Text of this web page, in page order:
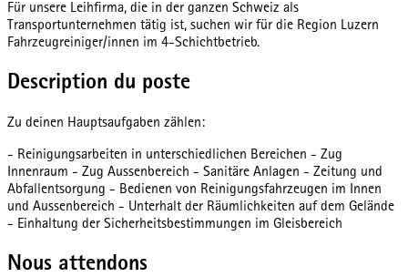
Für unsere Leihfirma, die in der ganzen Schweiz als
Transportunternehmen tätig ist, suchen wir für die Region Luzern
Fahrzeugreiniger/innen im 4-Schichtbetrieb.
Description du poste
Zu deinen Hauptsaufgaben zählen:
- Reinigungsarbeiten in unterschiedlichen Bereichen - Zug
Innenraum - Zug Aussenbereich - Sanitäre Anlagen - Zeitung und
Abfallentsorgung - Bedienen von Reinigungsfahrzeugen im Innen
und Aussenbereich - Unterhalt der Räumlichkeiten auf dem Gelände
- Einhaltung der Sicherheitsbestimmungen im Gleisbereich
Nous attendons